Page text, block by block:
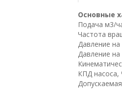
Основные
Подача м3/
Частота
Давление на
Давление на
КПД насоса,